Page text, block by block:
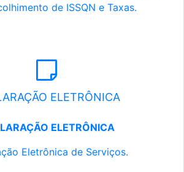
de ISSQN e Taxas.
ELETRÔNICA
ELETRÔNICA
Eletrônica de Serviços.